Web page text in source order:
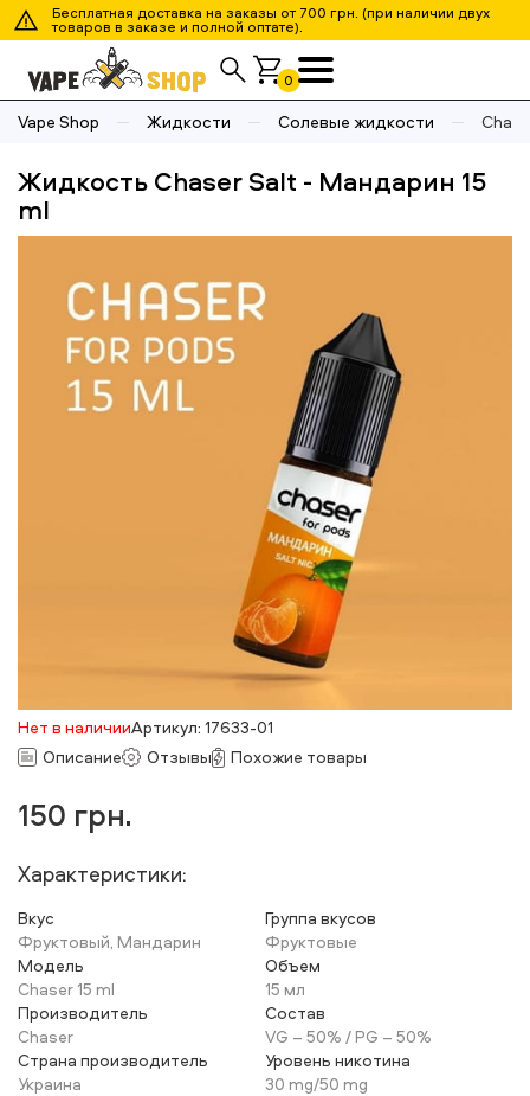
Бесплатная доставка на заказы от 700 грн. (при наличии двух
товаров в заказе и полной оптате).
0
Vape Shop Жидкости Солевые жидкости
Жидкость Chaser Salt - Мандарин 15
ml
Нет в наличииАртикул: 17633-01
Описание
Отзывы Похожие товары
150 грн.
Характеристики:
Вкус
Фруктовый, Мандарин
Группа вкусов
Фруктовые
Модель
Chaser 15 ml
Объем
15 мл
Производитель
Chaser
Состав
VG – 50% / PG – 50%
Страна производитель
Украина
Уровень никотина
30 mg/50 mg